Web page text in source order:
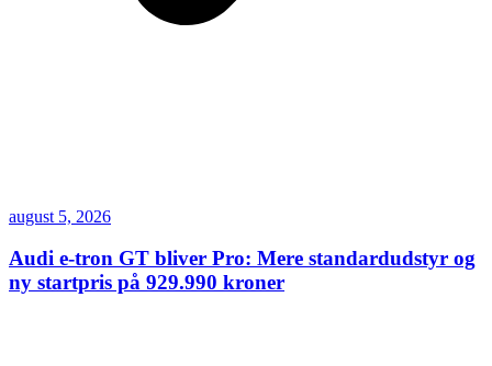
august 5, 2026
Audi e-tron GT bliver Pro: Mere standardudstyr og
ny startpris på 929.990 kroner